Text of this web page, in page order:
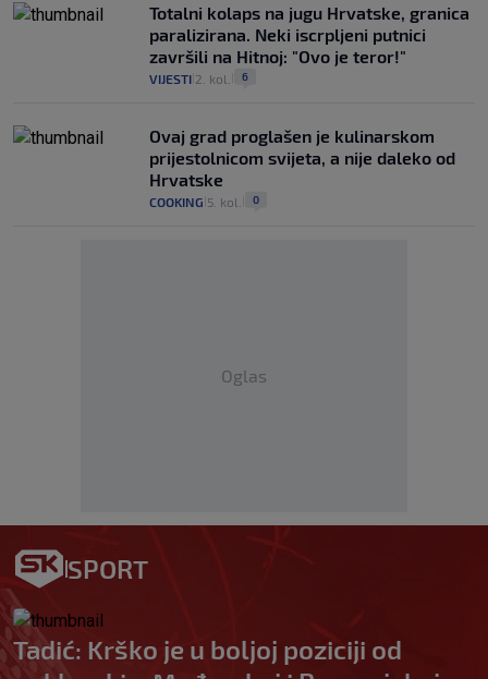
Totalni kolaps na jugu Hrvatske, granica
paralizirana. Neki iscrpljeni putnici
završili na Hitnoj: "Ovo je teror!"
VIJESTI 2. kol. 6
Ovaj grad proglašen je kulinarskom
prijestolnicom svijeta, a nije daleko od
Hrvatske
COOKING 5. kol. 0
Oglas
SPORT
Tadić: Krško je u boljoj poziciji od